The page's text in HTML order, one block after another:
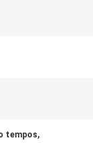
tempos,